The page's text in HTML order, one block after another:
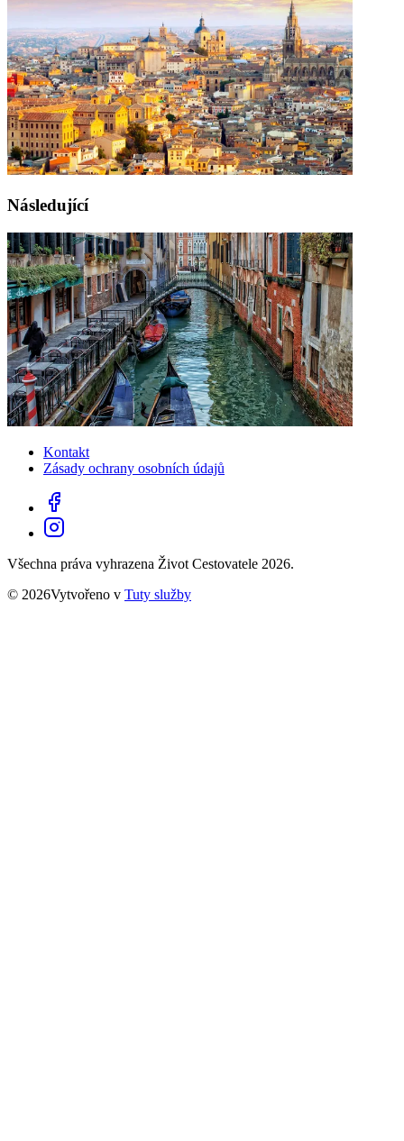
Následující
Kontakt
Zásady ochrany osobních údajů
Všechna práva vyhrazena Život Cestovatele 2026.
© 2026Vytvořeno v Tuty služby